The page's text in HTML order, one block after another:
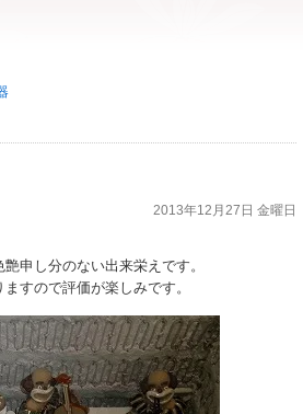
2013年12月27日 金曜日
申し分のない出来栄えです。
すので評価が楽しみです。